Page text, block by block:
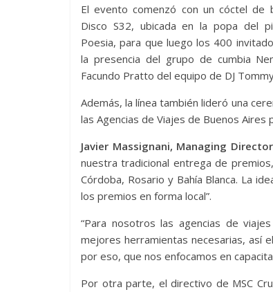
El evento comenzó con un cóctel de
Disco S32, ubicada en la popa del
Poesia, para que luego los 400
la presencia del grupo de cumbia
Facundo Pratto del equipo de DJ
Además, la línea también lideró una
las Agencias de Viajes de Buenos
Javier Massignani, Managing
nuestra tradicional entrega de
Córdoba, Rosario y Bahía Blanca. La
los premios en forma local”.
“Para nosotros las agencias de
mejores herramientas necesarias, así
por eso, que nos enfocamos en
Por otra parte, el directivo de MSC